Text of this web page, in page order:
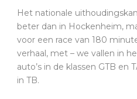
Het nationale
beter dan in Hockenheim,
voor een race van 180
verhaal, met – we vallen in
auto’s in de klassen GTB en
in TB.